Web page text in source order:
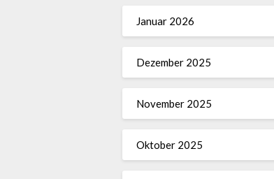
Januar 2026
Dezember 2025
November 2025
Oktober 2025